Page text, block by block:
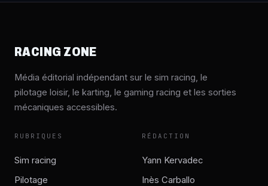
RACING ZONE
Média éditorial indépendant sur le sim racing, le
pilotage loisir, le karting, le gaming racing et les sorties
mécaniques accessibles.
RUBRIQUES
Sim racing
Pilotage
RÉDACTION
Yann Kervadec
Inès Carballo